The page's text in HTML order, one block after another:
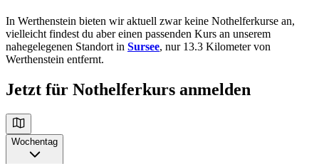
In Werthenstein bieten wir aktuell zwar keine Nothelferkurse an,
vielleicht findest du aber einen passenden Kurs an unserem
nahegelegenen Standort in Sursee, nur 13.3 Kilometer von
Werthenstein entfernt.
Jetzt für Nothelferkurs anmelden
Wochentag